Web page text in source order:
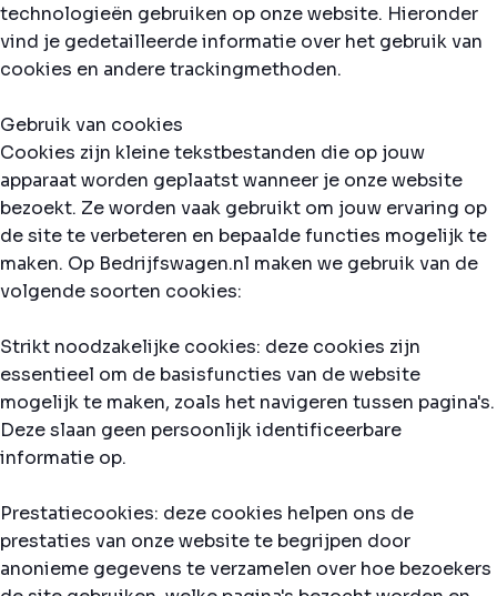
technologieën gebruiken op onze website. Hieronder
vind je gedetailleerde informatie over het gebruik van
cookies en andere trackingmethoden.
Gebruik van cookies
Cookies zijn kleine tekstbestanden die op jouw
apparaat worden geplaatst wanneer je onze website
bezoekt. Ze worden vaak gebruikt om jouw ervaring op
de site te verbeteren en bepaalde functies mogelijk te
maken. Op Bedrijfswagen.nl maken we gebruik van de
volgende soorten cookies:
Strikt noodzakelijke cookies: deze cookies zijn
essentieel om de basisfuncties van de website
mogelijk te maken, zoals het navigeren tussen pagina's.
Deze slaan geen persoonlijk identificeerbare
informatie op.
Prestatiecookies: deze cookies helpen ons de
prestaties van onze website te begrijpen door
anonieme gegevens te verzamelen over hoe bezoekers